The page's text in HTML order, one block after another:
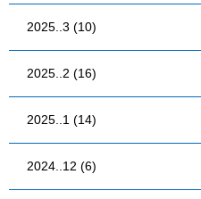
2025..3 (10)
2025..2 (16)
2025..1 (14)
2024..12 (6)